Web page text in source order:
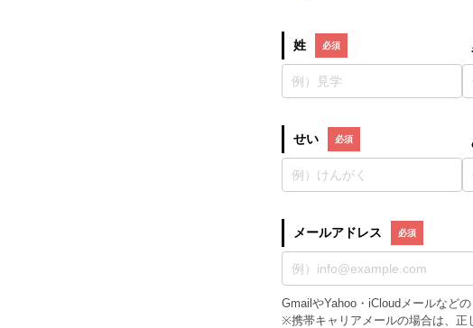
姓
せい
メールアドレス
GmailやYahoo・iCloudメールなど
※携帯キャリアメールの場合は、正